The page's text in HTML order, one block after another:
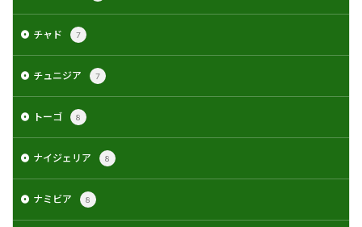
チャド 7
チュニジア 7
トーゴ 8
ナイジェリア 8
ナミビア 8